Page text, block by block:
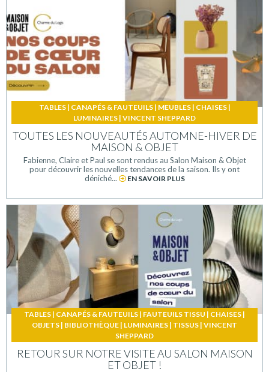
TABLES| CANAPÉS & FAUTEUILS| MEUBLES| CHAISES|
LUMINAIRES | VINCENT SHEPPARD
TOUTES LES NOUVEAUTÉS AUTOMNE-HIVER DE
MAISON & OBJET
Fabienne, Claire et Paul se sont rendus au Salon Maison & Objet
pour découvrir les nouvelles tendances de la saison. Ils y ont
déniché...
EN SAVOIR PLUS
TABLES | CANAPÉS & FAUTEUILS | FAUTEUILS TISSU | CHAISES |
OBJETS | BIBLIOTHÈQUE | LUMINAIRES | TISSUS | VINCENT
SHEPPARD
RETOUR SUR NOTRE VISITE AU SALON MAISON
ET OBJET !